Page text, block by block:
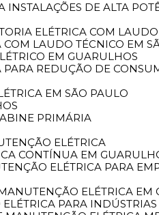
INSTALAÇÕES DE ALTA
ELÉTRICA COM
COM LAUDO TÉCNICO EM
EM GUARULHOS
PARA REDUÇÃO DE
EM SÃO PAULO
PRIMÁRIA
ELÉTRICA
CONTÍNUA EM
ELÉTRICA PARA
MANUTENÇÃO ELÉTRICA EM
ELÉTRICA PARA